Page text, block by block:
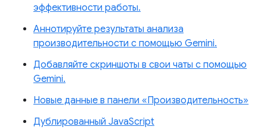
эффективности работы.
Аннотируйте результаты анализа
производительности с помощью Gemini.
Добавляйте скриншоты в свои чаты с помощью
Gemini.
Новые данные в панели «Производительность»
Дублированный JavaScript